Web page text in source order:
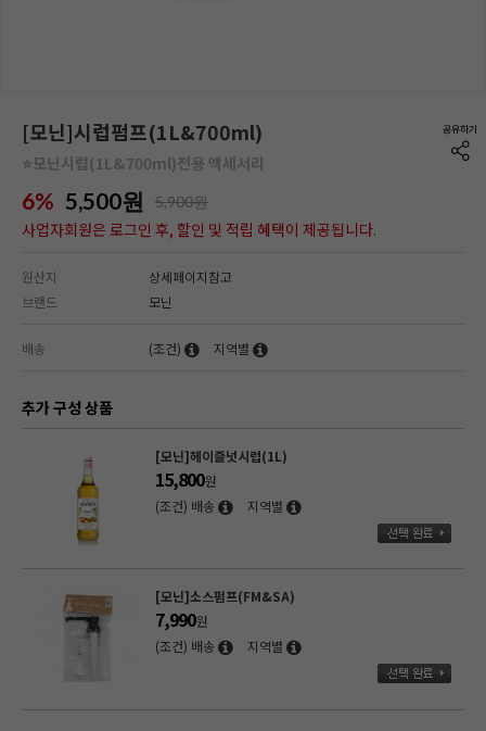
[모닌]시럽펌프(1L&700ml)
⭐모닌시럽(1L&700ml)전용 액세서리
6% 5,500원 5,900원
사업자회원은 로그인 후, 할인 및 적립 혜택이 제공됩니다.
원산지
상세페이지참고
브랜드
모닌
배송 (조건) 지역별
추가 구성 상품
[모닌]헤이즐넛시럽(1L)
15,800원
(조건) 배송
지역별
[모닌]소스펌프(FM&SA)
7,990원
(조건) 배송
지역별